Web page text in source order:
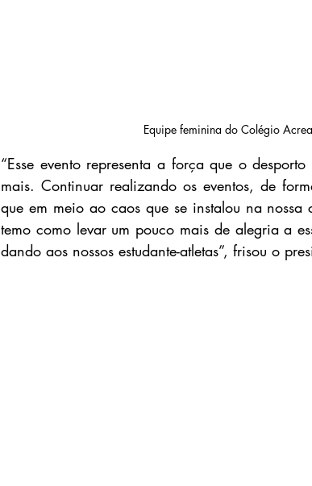
Equipe feminina do Colégio
“Esse evento representa a força que o
mais. Continuar realizando os eventos, de
que em meio ao caos que se instalou na
temo como levar um pouco mais de alegria a
dando aos nossos estudante-atletas”, frisou o